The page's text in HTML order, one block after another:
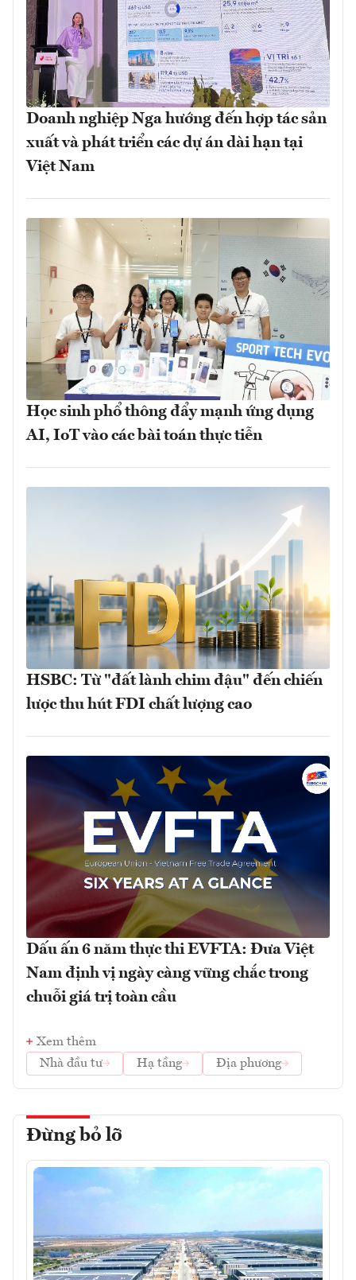
Doanh nghiệp Nga hướng đến hợp tác sản
xuất và phát triển các dự án dài hạn tại
Việt Nam
Học sinh phổ thông đẩy mạnh ứng dụng
AI, IoT vào các bài toán thực tiễn
HSBC: Từ "đất lành chim đậu" đến chiến
lược thu hút FDI chất lượng cao
Dấu ấn 6 năm thực thi EVFTA: Đưa Việt
Nam định vị ngày càng vững chắc trong
chuỗi giá trị toàn cầu
Xem thêm
Nhà đầu tư
Hạ tầng Địa phương
Đừng bỏ lỡ